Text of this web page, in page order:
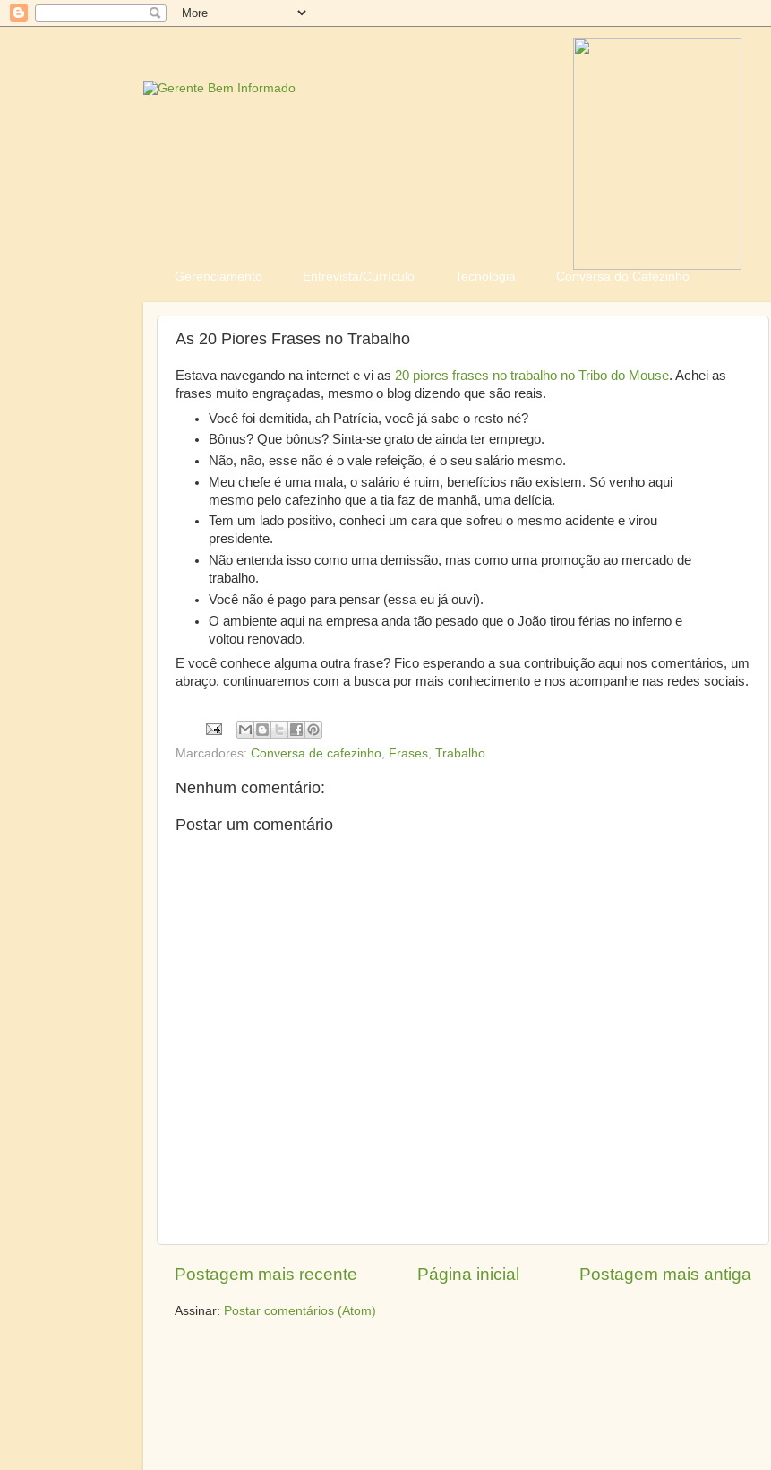
Gerenciamento Entrevista/Currículo Tecnologia Conversa do Cafezinho
As 20 Piores Frases no Trabalho
Estava navegando na internet e vi as 20 piores frases no trabalho no Tribo do Mouse. Achei as
frases muito engraçadas, mesmo o blog dizendo que são reais.
Você foi demitida, ah Patrícia, você já sabe o resto né?
Bônus? Que bônus? Sinta-se grato de ainda ter emprego.
Não, não, esse não é o vale refeição, é o seu salário mesmo.
Meu chefe é uma mala, o salário é ruim, benefícios não existem. Só venho aqui
mesmo pelo cafezinho que a tia faz de manhã, uma delícia.
Tem um lado positivo, conheci um cara que sofreu o mesmo acidente e virou
presidente.
Não entenda isso como uma demissão, mas como uma promoção ao mercado de
trabalho.
Você não é pago para pensar (essa eu já ouvi).
O ambiente aqui na empresa anda tão pesado que o João tirou férias no inferno e
voltou renovado.
E você conhece alguma outra frase? Fico esperando a sua contribuição aqui nos comentários, um
abraço, continuaremos com a busca por mais conhecimento e nos acompanhe nas redes sociais.
Marcadores: Conversa de cafezinho Frases Trabalho
Nenhum comentário:
Postar um comentário
Postagem mais recente Postagem mais antiga
Página inicial
Assinar: Postar comentários (Atom)